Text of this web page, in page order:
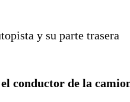
y su parte trasera
conductor de la